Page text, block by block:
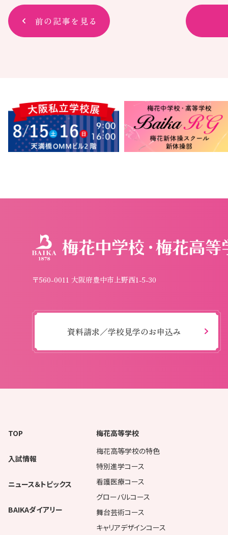
前の記事を見る
〒560-0011 大阪府豊中市上野西1-5-30
資料請求／学校見学のお申込み
TOP
入試情報
ニュース＆トピックス
BAIKAダイアリー
梅花高等学校
梅花高等学校の特色
特別進学コース
看護医療コース
グローバルコース
舞台芸術コース
キャリアデザインコース